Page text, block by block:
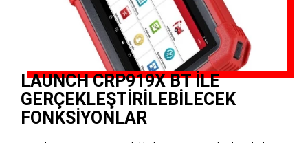
LAUNCH CRP919X BT İLE
GERÇEKLEŞTİRİLEBİLECEK
FONKSİYONLAR